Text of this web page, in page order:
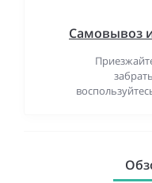
Самовывоз